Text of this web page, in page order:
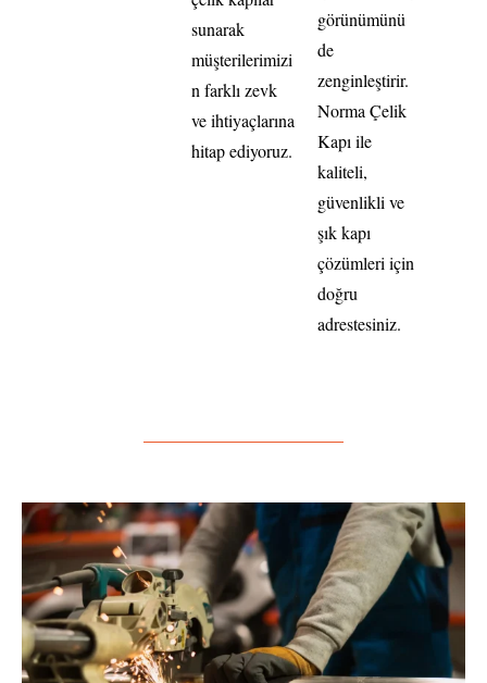
sunarak
müşterilerimizi
n farklı zevk
ve ihtiyaçlarına
hitap ediyoruz.
görünümünü
de
zenginleştirir.
Norma Çelik
Kapı ile
kaliteli,
güvenlikli ve
şık kapı
çözümleri için
doğru
adrestesiniz.